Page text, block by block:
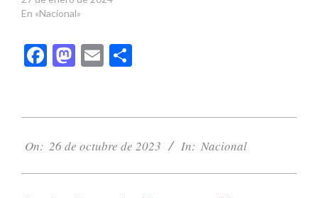
En «Nacional»
Facebook
Mastodon
Email
10-
On: 26 de octubre de 2023 In: Nacional